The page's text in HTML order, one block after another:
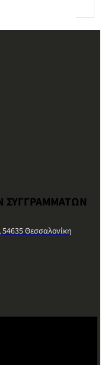
ΣΥΓΓΡΑΜΜΑΤΩΝ
Θεσσαλονίκη